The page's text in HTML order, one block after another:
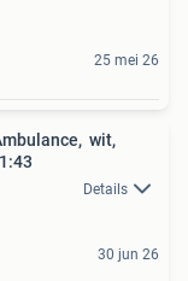
25 mei 26
wit,
Details
30 jun 26